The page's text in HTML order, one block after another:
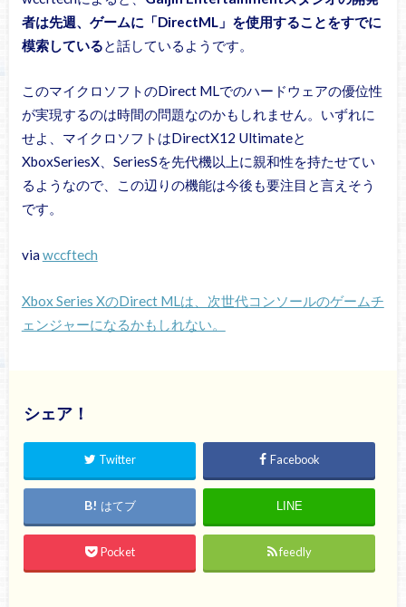
者は先週、ゲームに「DirectML」を使用することをすでに
模索していると話しているようです。
このマイクロソフトのDirect MLでのハードウェアの優位性
が実現するのは時間の問題なのかもしれません。いずれに
せよ、マイクロソフトはDirectX12 Ultimateと
XboxSeriesX、SeriesSを先代機以上に親和性を持たせてい
るようなので、この辺りの機能は今後も要注目と言えそう
です。
viawccftech
Xbox Series XのDirect MLは、次世代コンソールのゲームチ
ェンジャーになるかもしれない。
シェア！
Twitter Facebook
はてブ LINE
Pocket feedly